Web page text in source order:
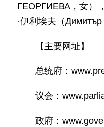
ГЕОРГИЕВА，女）
·伊利埃夫（
【主要网址】
总统府：
议会：
政府：